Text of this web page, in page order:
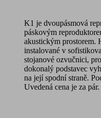
K1 je dvoupásmová
páskovým
akustickým prostorem.
instalované v
stojanové ozvučnici,
dokonalý podstavec
na její spodní straně.
Uvedená cena je za pár.